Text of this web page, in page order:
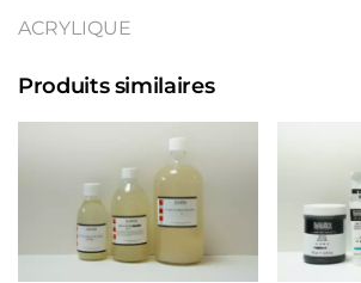
ACRYLIQUE
Produits similaires